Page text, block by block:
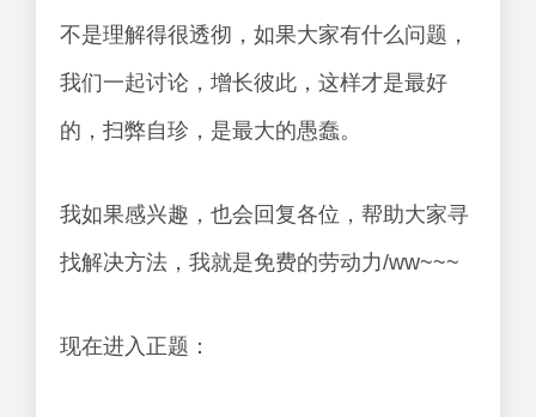
不是理解得很透彻，如果大家有什么问题，
我们一起讨论，增长彼此，这样才是最好
的，扫弊自珍，是最大的愚蠢。
我如果感兴趣，也会回复各位，帮助大家寻
找解决方法，我就是免费的劳动力/ww~~~
现在进入正题：